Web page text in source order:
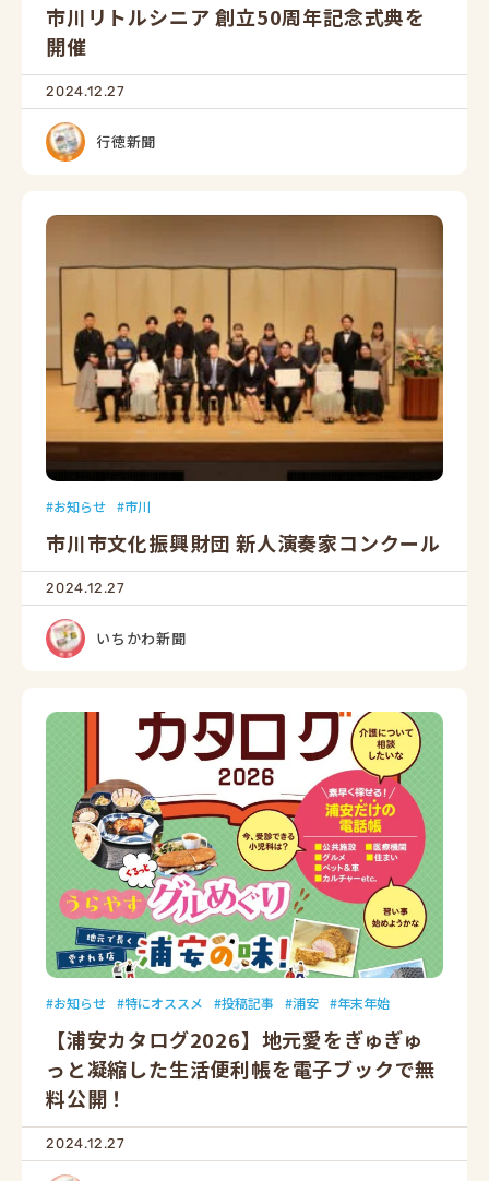
市川リトルシニア 創立50周年記念式典を
開催
2024.12.27
行徳新聞
お知らせ 市川
市川市文化振興財団 新人演奏家コンクール
2024.12.27
いちかわ新聞
お知らせ 特にオススメ 投稿記事 浦安 年末年始
【浦安カタログ2026】地元愛をぎゅぎゅ
っと凝縮した生活便利帳を電子ブックで無
料公開！
2024.12.27